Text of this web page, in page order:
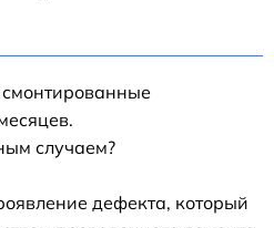
смонтированные
случаем?
дефекта, который